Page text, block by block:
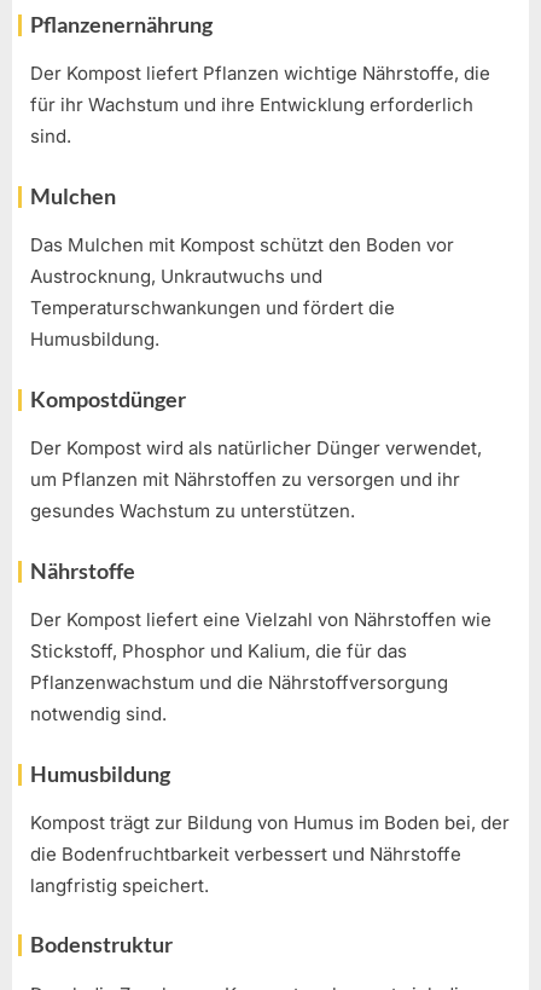
Pflanzenernährung
Der Kompost liefert Pflanzen wichtige Nährstoffe, die
für ihr Wachstum und ihre Entwicklung erforderlich
sind.
Mulchen
Das Mulchen mit Kompost schützt den Boden vor
Austrocknung, Unkrautwuchs und
Temperaturschwankungen und fördert die
Humusbildung.
Kompostdünger
Der Kompost wird als natürlicher Dünger verwendet,
um Pflanzen mit Nährstoffen zu versorgen und ihr
gesundes Wachstum zu unterstützen.
Nährstoffe
Der Kompost liefert eine Vielzahl von Nährstoffen wie
Stickstoff, Phosphor und Kalium, die für das
Pflanzenwachstum und die Nährstoffversorgung
notwendig sind.
Humusbildung
Kompost trägt zur Bildung von Humus im Boden bei, der
die Bodenfruchtbarkeit verbessert und Nährstoffe
langfristig speichert.
Bodenstruktur